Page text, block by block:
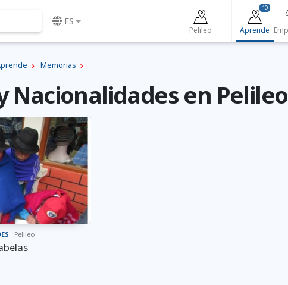
ES
Pelileo Aprende
10
Memorias
Nacionalidades en Pelileo
Pelileo